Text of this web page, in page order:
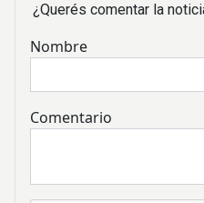
¿Querés comentar la
Nombre
Comentario